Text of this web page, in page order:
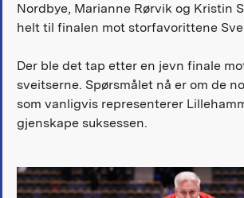
Nordbye, Marianne Rørvik og Kristin
helt til finalen mot storfavorittene
Der ble det tap etter en jevn finale
sveitserne. Spørsmålet nå er om de
som vanligvis representerer
gjenskape suksessen.